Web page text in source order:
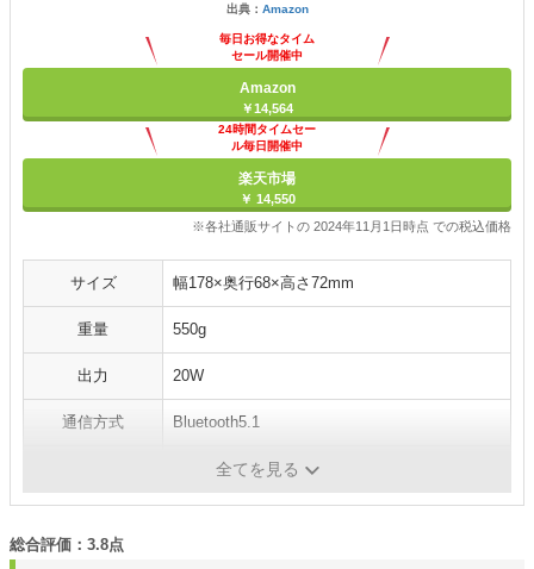
出典： Amazon
毎日お得なタイム
セール開催中
Amazon
￥14,564
24時間タイムセー
ル毎日開催中
楽天市場
￥ 14,550
※各社通販サイトの 2024年11月1日時点 での税込価格
サイズ 幅178×奥行68×高さ72mm
重量 550g
出力 20W
通信方式 Bluetooth5.1
12時間全てを見る
総合評価：3.8点